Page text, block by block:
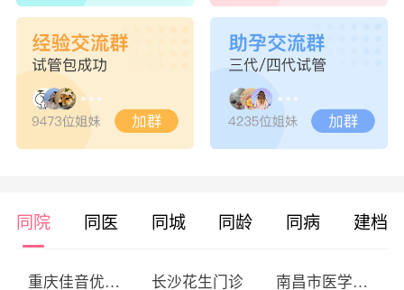
同院 同医 同城 同龄 同病 建档
重庆佳音优查综合门诊部 长沙花生门诊 南昌市医学科学研究所附属医院